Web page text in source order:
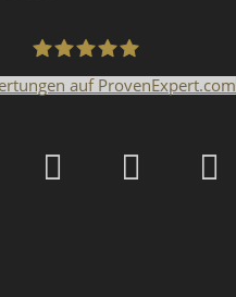
auf ProvenExpert.com